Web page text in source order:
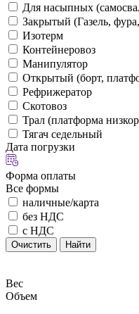
Для насыпных
Закрытый (Газель,
Изотерм
Контейнеровоз
Манипулятор
Открытый (борт,
Рефрижератор
Скотовоз
Трал (платформа
Тягач седельный
Дата погрузки
Форма оплаты
Все формы
наличные/карта
без НДС
с НДС
Очистить Найти
Вес
Объем